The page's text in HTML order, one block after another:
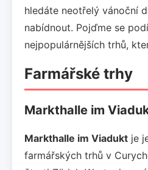
hledáte neotřelý vánoční
nabídnout. Pojďme se
nejpopulárnějších trhů,
Farmářské trhy
Markthalle im
Markthalle im Viadukt je
farmářských trhů v